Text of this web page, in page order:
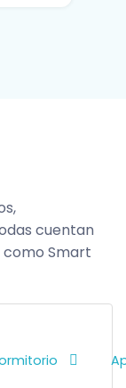
cuentan
como Smart